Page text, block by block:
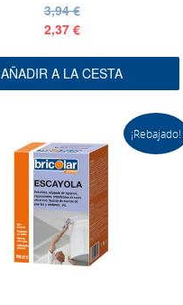
3,94 €
2,37 €
AÑADIR A LA CESTA
¡Rebajado!